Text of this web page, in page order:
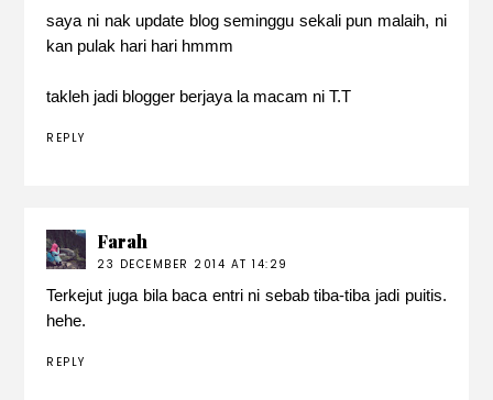
saya ni nak update blog seminggu sekali pun malaih, ni
kan pulak hari hari hmmm
takleh jadi blogger berjaya la macam ni T.T
REPLY
Farah
23 DECEMBER 2014 AT 14:29
Terkejut juga bila baca entri ni sebab tiba-tiba jadi puitis.
hehe.
REPLY